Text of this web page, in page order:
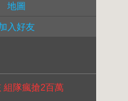
地圖
入好友
組隊瘋搶2百萬